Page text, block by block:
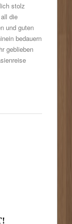
stolz
die
und guten
bedauern
geblieben